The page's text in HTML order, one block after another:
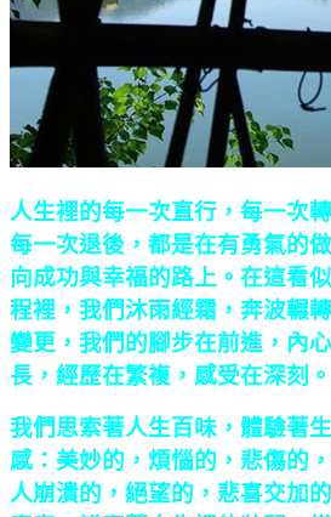
人生裡的每一次直行，每一次
每一次退後，都是在有勇氣的
向成功與幸福的路上。在這看
程裡，我們沐雨經霜，奔波輾
變更，我們的腳步在前進，內
長，經歷在繁複，感受在深刻。
我們思索著人生百味，體驗著
感：美妙的，煩惱的，悲傷的
人崩潰的，絕望的，悲喜交加